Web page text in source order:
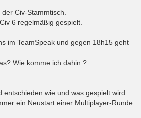
Civ-Stammtisch.
6 regelmäßig gespielt.
im TeamSpeak und gegen 18h15 geht
Wie komme ich dahin ?
entschieden wie und was gespielt wird.
ein Neustart einer Multiplayer-Runde